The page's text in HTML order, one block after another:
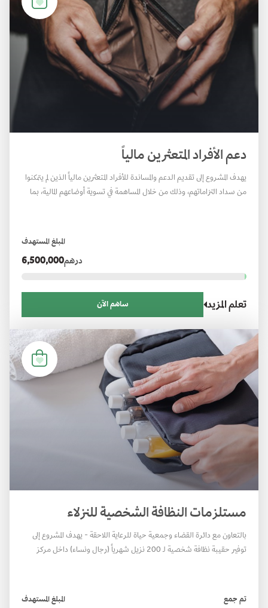
دعم الأفراد المتعثرين مالياً
يهدف المشروع إلى تقديم الدعم والمساندة للأفراد المتعثرين مالياً الذين لم يتمكنوا
من سداد التزاماتهم، وذلك من خلال المساهمة في تسوية أوضاعهم المالية، بما
المبلغ المستهدف
درهم6,500,000
تعلم المزيد ساهم الآن
مستلزمات النظافة الشخصية للنزلاء
بالتعاون مع دائرة القضاء وجمعية حياة للرعاية اللاحقة - يهدف المشروع إلى
توفير حقيبة نظافة شخصية لـ 200 نزيل شهرياً (رجال ونساء) داخل مركز
تم جمع المبلغ المستهدف